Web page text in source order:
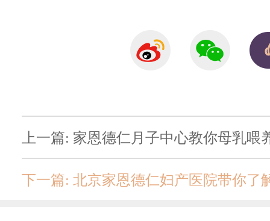
上一篇: 家恩德仁月子中心教你母乳喂
下一篇: 北京家恩德仁妇产医院带你了